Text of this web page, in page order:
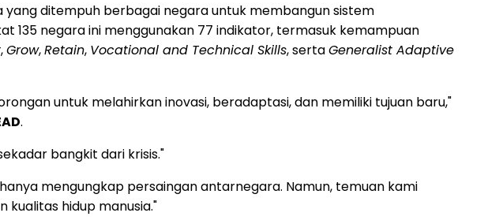
yang ditempuh berbagai negara untuk membangun sistem
135 negara ini menggunakan 77 indikator, termasuk kemampuan
,Grow,Retain, Vocational and Technical Skills, sertaGeneralist Adaptive
untuk melahirkan inovasi, beradaptasi, dan memiliki tujuan baru,"
.
bangkit dari krisis."
mengungkap persaingan antarnegara. Namun, temuan kami
kualitas hidup manusia."